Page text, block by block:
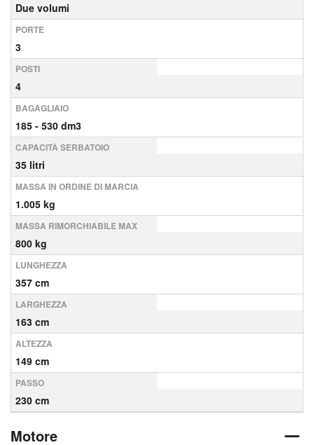
Due volumi
PORTE
3
POSTI
4
BAGAGLIAIO
185 - 530 dm3
CAPACITÀ SERBATOIO
35 litri
MASSA IN ORDINE DI MARCIA
1.005 kg
MASSA RIMORCHIABILE MAX
800 kg
LUNGHEZZA
357 cm
LARGHEZZA
163 cm
ALTEZZA
149 cm
PASSO
230 cm
Motore